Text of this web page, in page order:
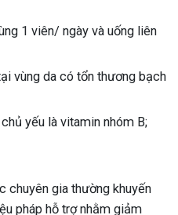
1 viên/ ngày và uống liên
vùng da có tổn thương bạch
yếu là vitamin nhóm B;
chuyên gia thường khuyến
pháp hỗ trợ nhằm giảm